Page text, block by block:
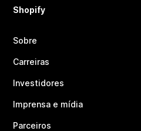
Shopify
Sobre
Carreiras
Investidores
Imprensa e mídia
Parceiros